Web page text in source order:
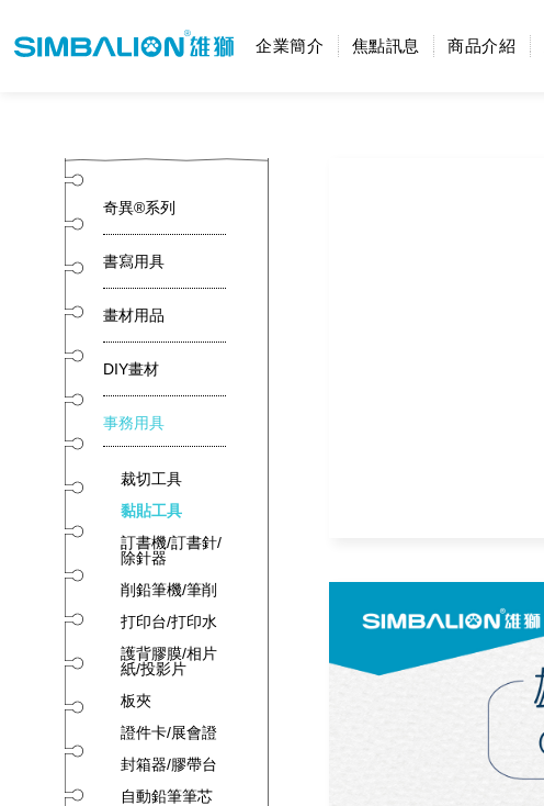
企業簡介 焦點訊息 商品介紹
奇異®系列
書寫用具
畫材用品
DIY畫材
事務用具
裁切工具
黏貼工具
訂書機/訂書針/
除針器
削鉛筆機/筆削
打印台/打印水
護背膠膜/相片
紙/投影片
板夾
證件卡/展會證
封箱器/膠帶台
自動鉛筆筆芯